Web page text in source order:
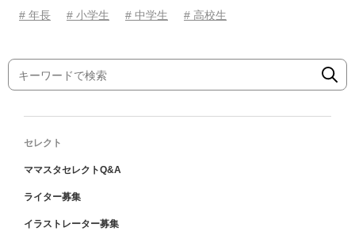
# 年長
# 小学生 # 中学生 # 高校生
セレクト
ママスタセレクトQ&A
ライター募集
イラストレーター募集